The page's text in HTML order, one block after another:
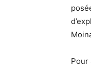
Pour